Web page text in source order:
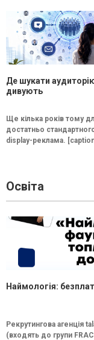
Де шукати
дивують
Ще кілька років тому
достатньо
display-реклама.
Освіта
Наймологія:
Рекрутингова агенція
(входять до групи